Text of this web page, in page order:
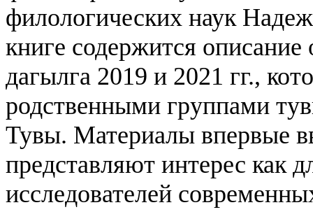
филологических наук
книге содержится
дагылга 2019 и 2021 гг.,
родственными группами
Тувы. Материалы впервые
представляют интерес как
исследователей